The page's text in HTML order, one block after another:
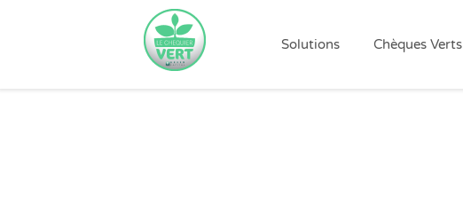
Solutions Chèques Verts